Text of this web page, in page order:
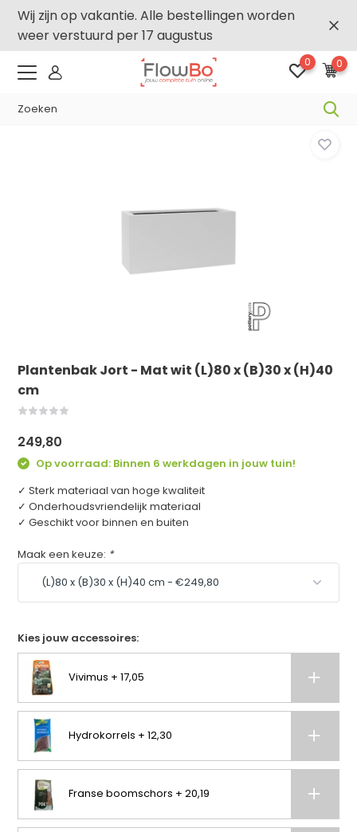
Wij zijn op vakantie. Alle bestellingen worden
weer verstuurd per 17 augustus
0 0
Plantenbak Jort - Mat wit (L)80 x (B)30 x (H)40
cm
249,80
Op voorraad: Binnen 6 werkdagen in jouw tuin!
✓ Sterk materiaal van hoge kwaliteit
✓ Onderhoudsvriendelijk materiaal
✓ Geschikt voor binnen en buiten
Maak een keuze: *
Kies jouw accessoires:
Vivimus + 17,05
Hydrokorrels + 12,30
Franse boomschors + 20,19